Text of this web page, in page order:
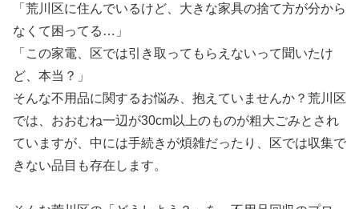
「荒川区に住んでいるけど、大きな家具の捨て方が分から
なくて困ってる…」
「この家電、区では引き取ってもらえないって聞いたけ
ど、本当？」
そんな不用品に関するお悩み、抱えていませんか？荒川区
では、おおむね一辺が30cm以上のものが粗大ごみとされ
ていますが、中には手続きが煩雑だったり、区では収集で
きない品目も存在します。